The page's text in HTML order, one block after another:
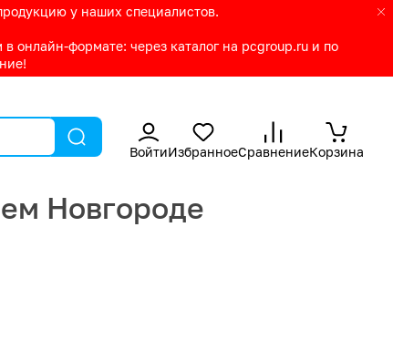
у наших специалистов.
онлайн-формате: через каталог на pcgroup.ru и по
ВойтиИзбранноеСравнениеКорзина
Новгороде